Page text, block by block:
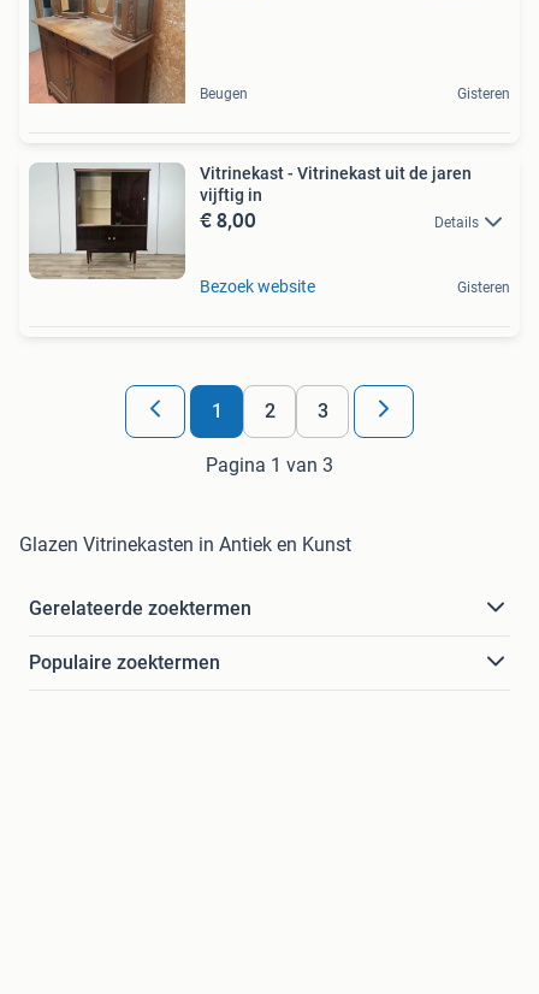
Beugen Gisteren
Vitrinekast - Vitrinekast uit de jaren
vijftig in
€ 8,00 Details
Bezoek website Gisteren
1 2 3
Pagina 1 van 3
Glazen Vitrinekasten in Antiek en Kunst
Gerelateerde zoektermen
Populaire zoektermen